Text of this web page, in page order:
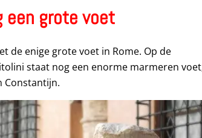
een grote voet
de enige grote voet in Rome. Op de
staat nog een enorme marmeren
Constantijn.